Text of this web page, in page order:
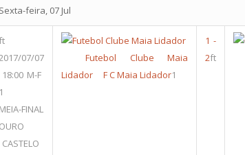
Sexta-feira, 07 Jul
07/07
18:00 M-F
1
MEIA-FINAL
OURO
CASTELO
Futebol Clube Maia
Lidador
F C Maia Lidador1
1 -
2ft